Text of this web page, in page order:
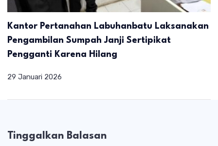
Kantor Pertanahan Labuhanbatu Laksanakan
Pengambilan Sumpah Janji Sertipikat
Pengganti Karena Hilang
29 Januari 2026
Tinggalkan Balasan